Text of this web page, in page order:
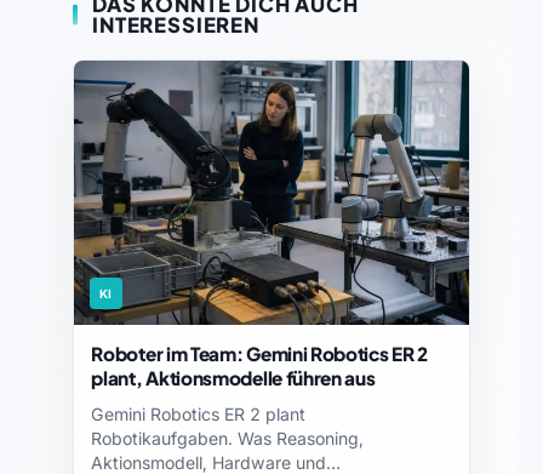
INTERESSIEREN
KI
Roboter im Team: Gemini Robotics ER 2
plant, Aktionsmodelle führen aus
Gemini Robotics ER 2 plant
Robotikaufgaben. Was Reasoning,
Aktionsmodell, Hardware und